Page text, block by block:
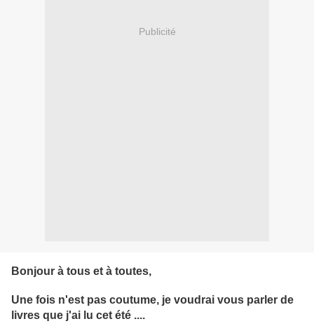
Publicité
Bonjour à tous et à toutes,
Une fois n'est pas coutume, je voudrai vous parler de
livres que j'ai lu cet été ....